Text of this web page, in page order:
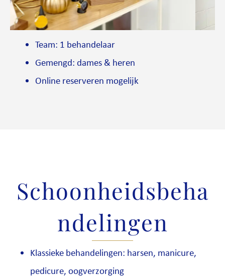
Team: 1 behandelaar
Gemengd: dames & heren
Online reserveren mogelijk
Schoonheidsbeha
ndelingen
Klassieke behandelingen: harsen, manicure,
pedicure, oogverzorging